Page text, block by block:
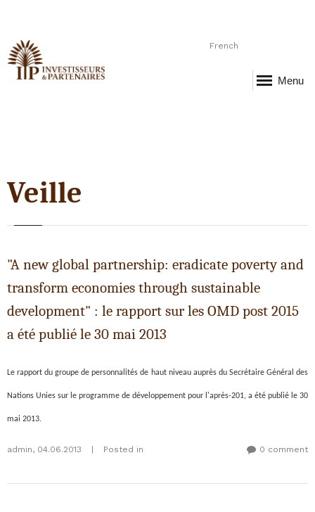
French
Menu
Veille
"A new global partnership: eradicate poverty and
transform economies through sustainable
development" : le rapport sur les OMD post 2015
a été publié le 30 mai 2013
Le rapport du groupe de personnalités de haut niveau auprès du Secrétaire Général des
Nations Unies sur le programme de développement pour l'après-201, a été publié le 30
mai 2013.
admin, 04.06.2013 Posted in 0 comment